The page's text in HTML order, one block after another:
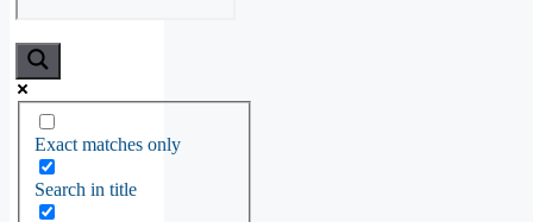
Exact matches only
Search in title